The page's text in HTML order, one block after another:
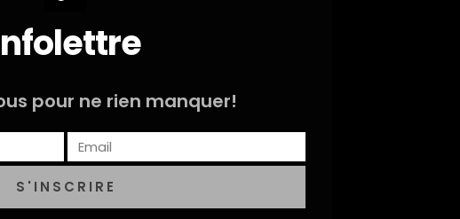
pour ne rien manquer!
S'INSCRIRE